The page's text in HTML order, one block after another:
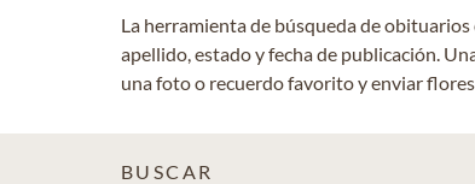
La herramienta de búsqueda de
apellido, estado y fecha de publicación.
una foto o recuerdo favorito y enviar
BUSCAR